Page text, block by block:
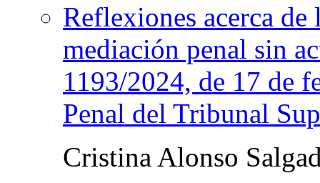
Reflexiones acerca
mediación penal sin
1193/2024, de 17 de
Penal del Tribunal
Cristina Alonso